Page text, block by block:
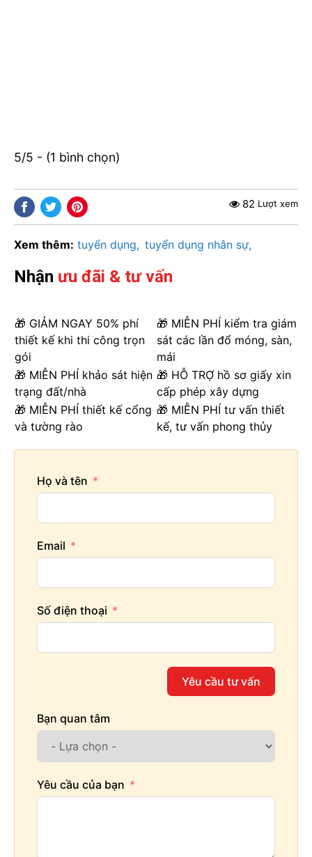
5/5 - (1 bình chọn)
82 Lượt xem
Xem thêm: tuyển dụng tuyển dụng nhân sự
Nhận ưu đãi & tư vấn
🎁 GIẢM NGAY 50% phí
thiết kế khi thi công trọn
gói
🎁 MIỄN PHÍ kiểm tra giám
sát các lần đổ móng, sàn,
mái
🎁 MIỄN PHÍ khảo sát hiện
trạng đất/nhà
🎁 HỖ TRỢ hồ sơ giấy xin
cấp phép xây dựng
🎁 MIỄN PHÍ thiết kế cổng
và tường rào
🎁 MIỄN PHÍ tư vấn thiết
kế, tư vấn phong thủy
Họ và tên
Email
Số điện thoại
Yêu cầu tư vấn
Bạn quan tâm
Yêu cầu của bạn